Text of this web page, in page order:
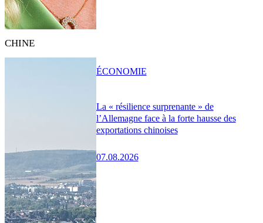
CHINE
La « résilience surprenante » de
l’Allemagne face à la forte hausse des
exportations chinoises
07.08.2026
ÉCONOMIE